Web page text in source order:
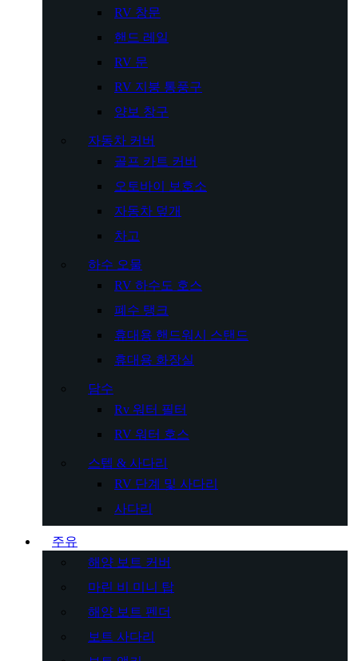
RV 창문
핸드 레일
RV 문
RV 지붕 통풍구
양보 창구
자동차 커버
골프 카트 커버
오토바이 보호소
자동차 덮개
차고
하수 오물
RV 하수도 호스
폐수 탱크
휴대용 핸드워시 스탠드
휴대용 화장실
담수
Rv 워터 필터
RV 워터 호스
스텝 & 사다리
RV 단계 및 사다리
사다리
주유
해양 보트 커버
마린 비 미니 탑
해양 보트 펜더
보트 사다리